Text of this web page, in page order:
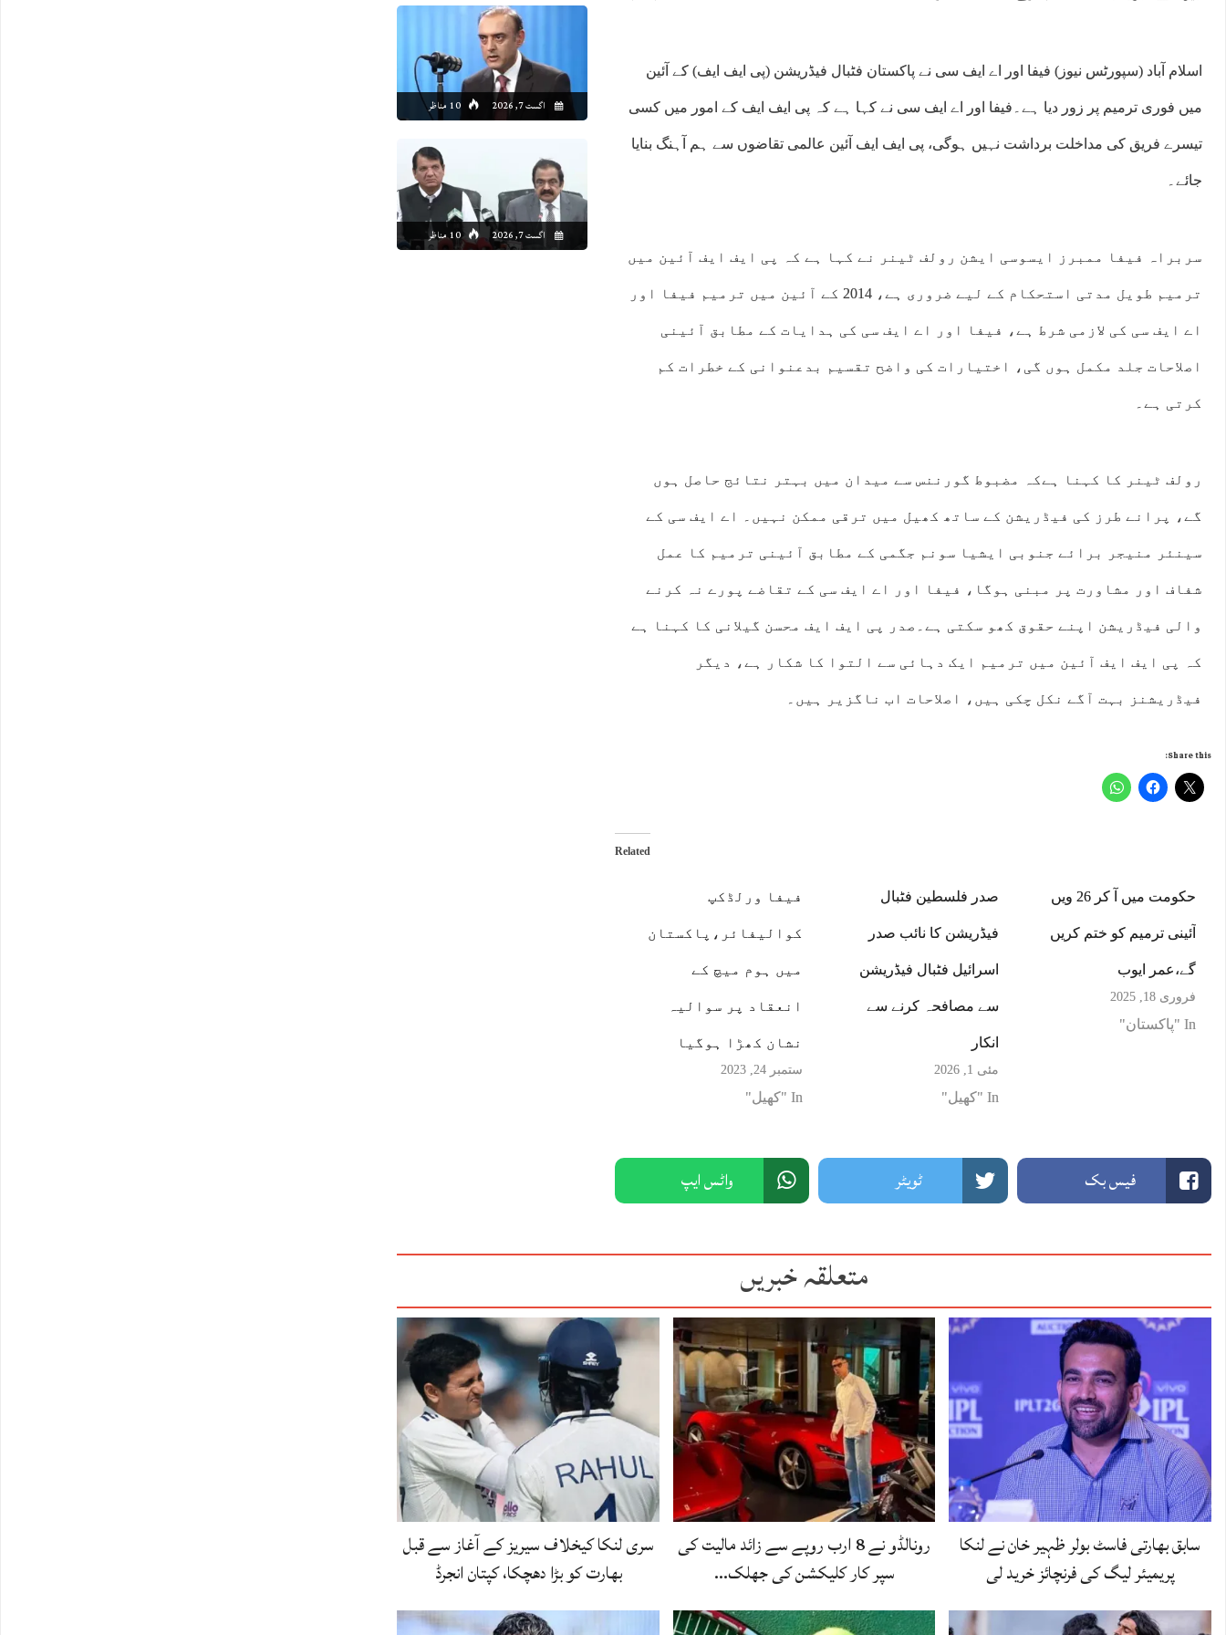
اگست 7, 2026 10 مناظر
اگست 7, 2026 10 مناظر
اسلام آباد (سپورٹس نیوز) فیفا اور اے ایف سی نے پاکستان فٹبال فیڈریشن (پی ایف ایف) کے آئین
میں فوری ترمیم پر زور دیا ہے۔فیفا اور اے ایف سی نے کہا ہے کہ پی ایف ایف کے امور میں کسی
تیسرے فریق کی مداخلت برداشت نہیں ہوگی، پی ایف ایف آئین عالمی تقاضوں سے ہم آہنگ بنایا
جائے۔
سربراہ فیفا ممبرز ایسوسی ایشن رولف ٹینر نے کہا ہے کہ پی ایف ایف آئین میں
ترمیم طویل مدتی استحکام کے لیے ضروری ہے، 2014 کے آئین میں ترمیم فیفا اور
اے ایف سی کی لازمی شرط ہے، فیفا اور اے ایف سی کی ہدایات کے مطابق آئینی
اصلاحات جلد مکمل ہوں گی، اختیارات کی واضح تقسیم بدعنوانی کے خطرات کم
کرتی ہے۔
رولف ٹینر کا کہنا ہےکہ مضبوط گورننس سے میدان میں بہتر نتائج حاصل ہوں
گے، پرانے طرز کی فیڈریشن کے ساتھ کھیل میں ترقی ممکن نہیں۔ اے ایف سی کے
سینئر منیجر برائے جنوبی ایشیا سونم جگمی کے مطابق آئینی ترمیم کا عمل
شفاف اور مشاورت پر مبنی ہوگا، فیفا اور اے ایف سی کے تقاضے پورے نہ کرنے
والی فیڈریشن اپنے حقوق کھو سکتی ہے۔صدر پی ایف ایف محسن گیلانی کا کہنا ہے
کہ پی ایف ایف آئین میں ترمیم ایک دہائی سے التوا کا شکار ہے، دیگر
فیڈریشنز بہت آگے نکل چکی ہیں، اصلاحات اب ناگزیر ہیں۔
Share this:
Related
فیفا ورلڈکپ
کوالیفائر،پاکستان
میں ہوم میچ کے
انعقاد پر سوالیہ
نشان کھڑا ہوگیا
ستمبر 24, 2023
In "کھیل"
صدر فلسطین فٹبال
فیڈریشن کا نائب صدر
اسرائیل فٹبال فیڈریشن
سے مصافحہ کرنے سے
انکار
مئی 1, 2026
In "کھیل"
حکومت میں آ کر 26 ویں
آئینی ترمیم کو ختم کریں
گے،عمر ایوب
فروری 18, 2025
In "پاکستان"
فیس بک ٹویٹر واٹس ایپ
متعلقہ خبریں
سابق بھارتی فاسٹ بولر ظہیر خان نے لنکا
پریمیئر لیگ کی فرنچائز خرید لی
رونالڈو نے 8 ارب روپے سے زائد مالیت کی
سپر کار کلیکشن کی جھلک…
سری لنکا کیخلاف سیریز کے آغاز سے قبل
بھارت کو بڑا دھچکا، کپتان انجرڈ